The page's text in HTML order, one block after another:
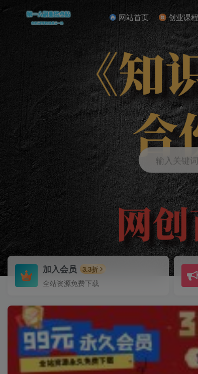
网站首页 创业课
输入关键
加入会员 3.3折
全站资源免费下载